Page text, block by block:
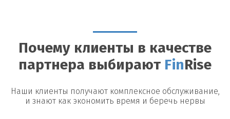
Возможные риски
Утрата недвижимости: В случае невыполнения условий
договора заемщик рискует потерять заложенное имущество.
Повышение процентной ставки:В некоторых договорах
предусмотрено повышение процентной ставки в случае
изменения общих экономических условий.
Почему клиенты в качестве
партнера выбирают Fin Rise
Наши клиенты получают комплексное обслуживание,
и знают как экономить время и беречь нервы